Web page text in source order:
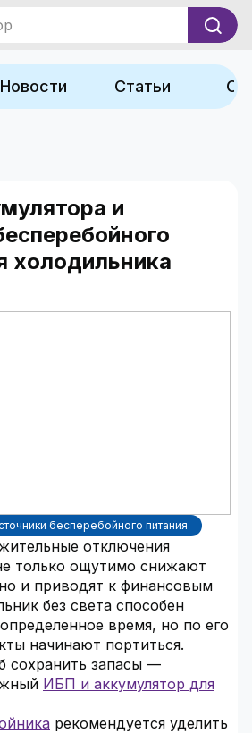
Новости Статьи
и
холодильника
бесперебойного питания
отключения
только ощутимо снижают
и приводят к финансовым
без света способен
время, но по его
начинают портиться.
сохранить запасы —
ИБП и аккумулятор для
рекомендуется уделить